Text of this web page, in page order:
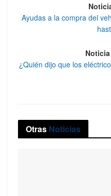
Ayudas a la compra del
¿Quién dijo que los
Otras Noticias